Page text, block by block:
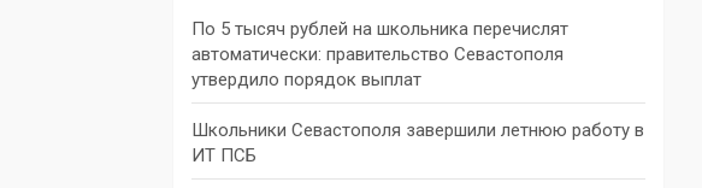
По 5 тысяч рублей на школьника перечислят
автоматически: правительство Севастополя
утвердило порядок выплат
Школьники Севастополя завершили летнюю работу в
ИТ ПСБ